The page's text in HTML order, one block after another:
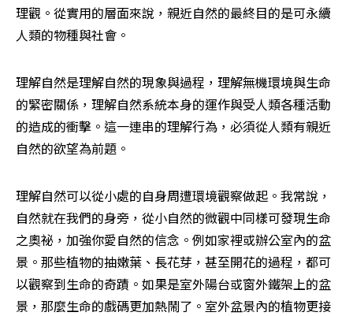
理觀。從實用的層面來說，親近自然的最終目的是可永續
人類的物種與社會。
理解自然是理解自然的現象與過程，理解無機環境與生命
的緊密關係，理解自然系統本身的運作與受人類各種活動
的造成的衝擊。這一連串的理解行為，必須從人類有親近
自然的欲望為前題。
理解自然可以從小處的自身周遭環境觀察做起。我常說，
自然就在我們的身旁，從小自然的微觀中同樣可發現生命
之奧祕，加強你愛自然的信念。例如家裡或辦公室內的盆
景。那些植物的抽嫩葉、長花芽，甚至開花的過程，都可
以觀察到生命的奇蹟。如果是室外陽台或窗外鐵架上的盆
景，那麼生命的戲碼更加熱鬧了。室外盆景內的植物更接